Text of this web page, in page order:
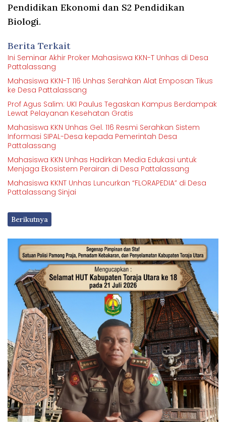
Pendidikan Ekonomi dan S2 Pendidikan
Biologi.
Berita Terkait
Ini Seminar Akhir Proker Mahasiswa KKN-T Unhas di Desa
Pattalassang
Mahasiswa KKN-T 116 Unhas Serahkan Alat Emposan Tikus
ke Desa Pattalassang
Prof Agus Salim: UKI Paulus Tegaskan Kampus Berdampak
Lewat Pelayanan Kesehatan Gratis
Mahasiswa KKN Unhas Gel. 116 Resmi Serahkan Sistem
Informasi SIPAL-Desa kepada Pemerintah Desa
Pattalassang
Mahasiswa KKN Unhas Hadirkan Media Edukasi untuk
Menjaga Ekosistem Perairan di Desa Pattalassang
Mahasiswa KKNT Unhas Luncurkan “FLORAPEDIA” di Desa
Pattalassang Sinjai
Berikutnya